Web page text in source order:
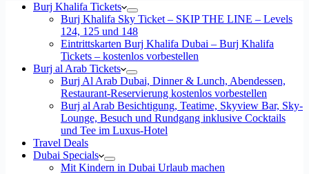
Burj Khalifa Tickets
Burj Khalifa Sky Ticket – SKIP THE LINE – Levels
124, 125 und 148
Eintrittskarten Burj Khalifa Dubai – Burj Khalifa
Tickets – kostenlos vorbestellen
Burj al Arab Tickets
Burj Al Arab Dubai, Dinner & Lunch, Abendessen,
Restaurant-Reservierung kostenlos vorbestellen
Burj al Arab Besichtigung, Teatime, Skyview Bar, Sky-
Lounge, Besuch und Rundgang inklusive Cocktails
und Tee im Luxus-Hotel
Travel Deals
Dubai Specials
Mit Kindern in Dubai Urlaub machen